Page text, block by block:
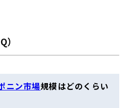
ニン市場規模はどのくらい